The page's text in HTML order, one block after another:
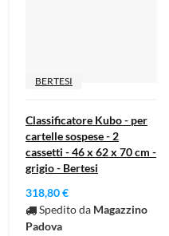
BERTESI
Classificatore Kubo - per
cartelle sospese - 2
cassetti - 46 x 62 x 70 cm -
grigio - Bertesi
318,80 €
Spedito da Magazzino
Padova